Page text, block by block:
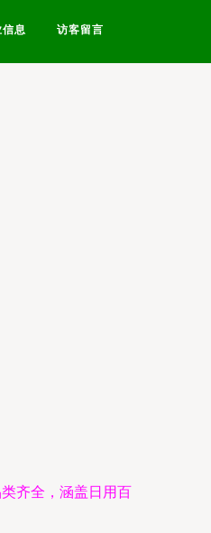
信息 访客留言
齐全，涵盖日用百